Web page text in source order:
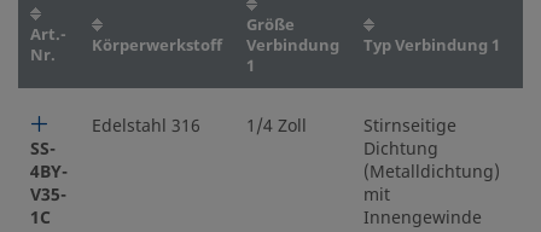
Art.-
Nr.
Körperwerkstoff
Größe
Verbindung
1
Typ Verbindung 1
SS-
4BY-
V35-
1C
Edelstahl 316 1/4 Zoll
Stirnseitige
Dichtung
(Metalldichtung)
mit
Innengewinde